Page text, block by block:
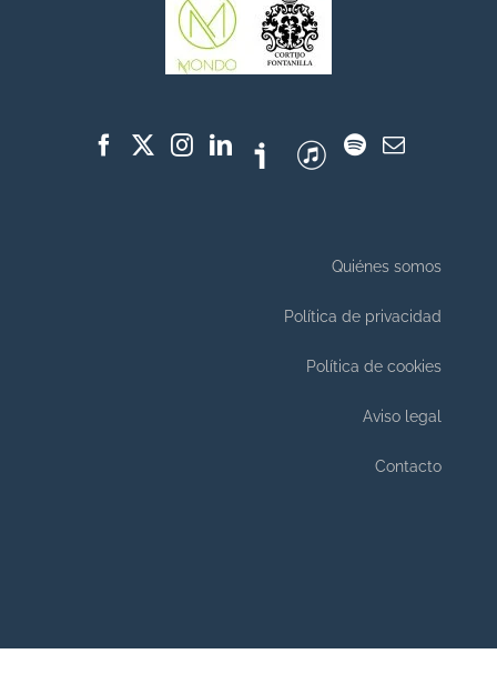
Quiénes somos
Política de privacidad
Política de cookies
Aviso legal
Contacto